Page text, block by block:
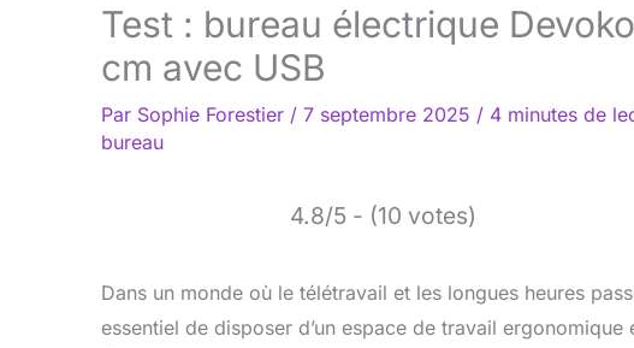
Test : bureau électrique
cm avec USB
Par Sophie Forestier / 7 septembre 2025 / 4 minutes de
bureau
4.8/5 - (10 votes)
Dans un monde où le télétravail et les longues heures
essentiel de disposer d’un espace de travail